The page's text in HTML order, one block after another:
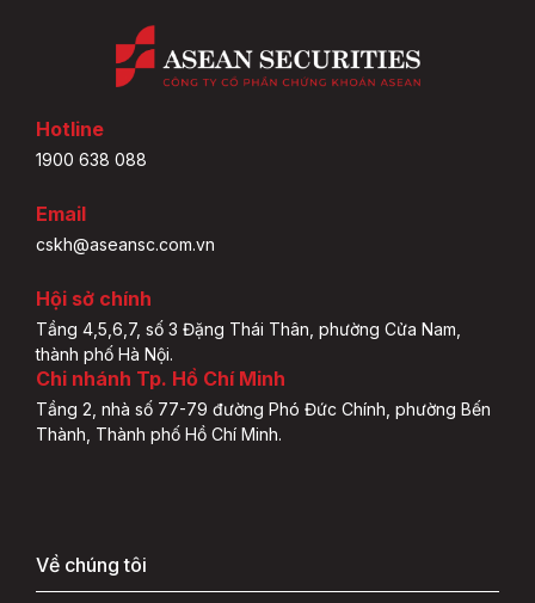
Hotline
1900 638 088
Email
cskh@aseansc.com.vn
Hội sở chính
Tầng 4,5,6,7, số 3 Đặng Thái Thân, phường Cửa Nam,
thành phố Hà Nội.
Chi nhánh Tp. Hồ Chí Minh
Tầng 2, nhà số 77-79 đường Phó Đức Chính, phường Bến
Thành, Thành phố Hồ Chí Minh.
Về chúng tôi